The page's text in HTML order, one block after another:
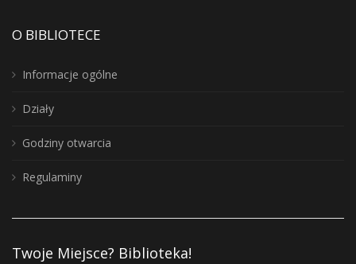
O BIBLIOTECE
Informacje ogólne
Działy
Godziny otwarcia
Regulaminy
Twoje Miejsce? Biblioteka!